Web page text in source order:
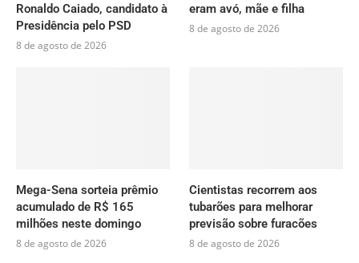
Ronaldo Caiado, candidato à
Presidência pelo PSD
8 de agosto de 2026
eram avó, mãe e filha
8 de agosto de 2026
Mega-Sena sorteia prêmio
acumulado de R$ 165
milhões neste domingo
8 de agosto de 2026
Cientistas recorrem aos
tubarões para melhorar
previsão sobre furacões
8 de agosto de 2026